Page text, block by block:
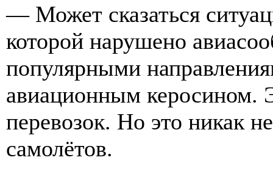
— Может сказаться
которой нарушено
популярными
авиационным керосином.
перевозок. Но это никак
самолётов.